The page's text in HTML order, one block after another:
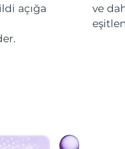
açığa
ve
8/11/26
teslim tarihi